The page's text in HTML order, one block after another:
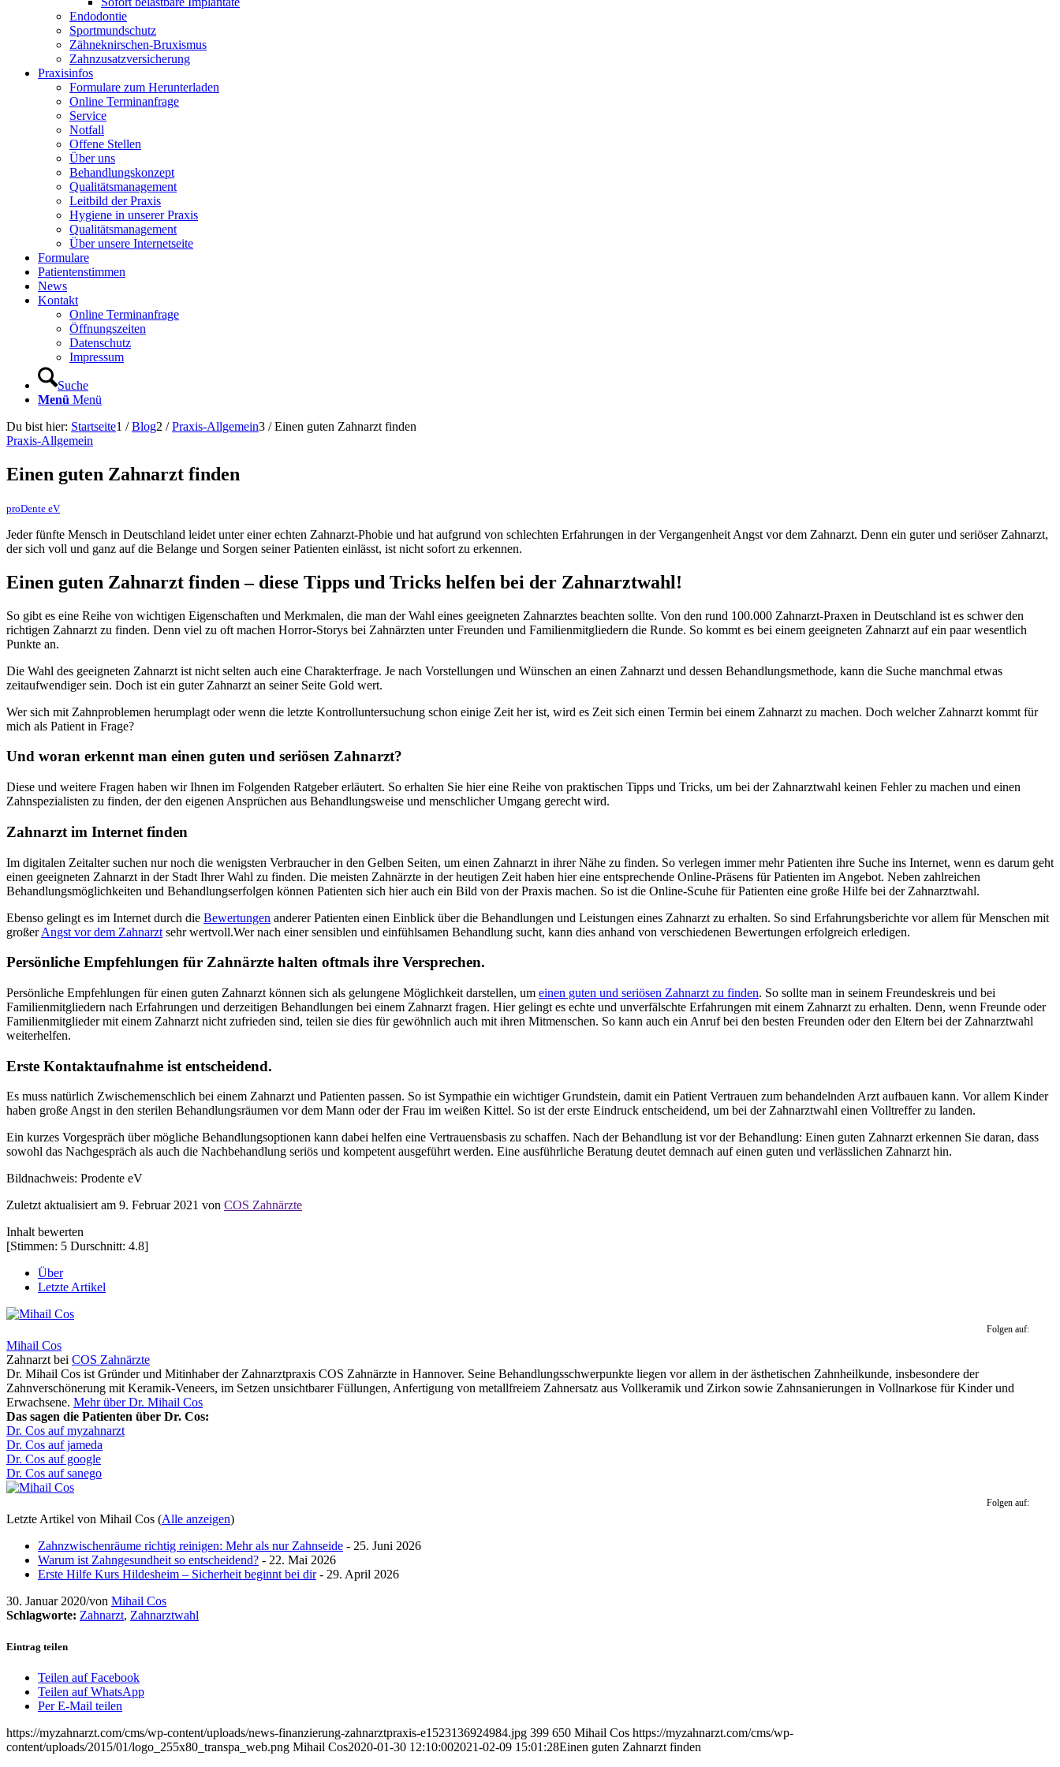
Endodontie
Sportmundschutz
Zähneknirschen-Bruxismus
Zahnzusatzversicherung
Praxisinfos
Formulare zum Herunterladen
Online Terminanfrage
Service
Notfall
Offene Stellen
Über uns
Behandlungskonzept
Qualitätsmanagement
Leitbild der Praxis
Hygiene in unserer Praxis
Qualitätsmanagement
Über unsere Internetseite
Formulare
Patientenstimmen
News
Kontakt
Online Terminanfrage
Öffnungszeiten
Datenschutz
Impressum
Suche
Menü Menü
Du bist hier: Startseite1 / Blog2 / Praxis-Allgemein3 / Einen guten Zahnarzt finden
Praxis-Allgemein
Einen guten Zahnarzt finden
proDente eV
Jeder fünfte Mensch in Deutschland leidet unter einer echten Zahnarzt-Phobie und hat aufgrund von schlechten Erfahrungen in der Vergangenheit Angst vor dem Zahnarzt. Denn ein guter und seriöser Zahnarzt,
der sich voll und ganz auf die Belange und Sorgen seiner Patienten einlässt, ist nicht sofort zu erkennen.
Einen guten Zahnarzt finden – diese Tipps und Tricks helfen bei der Zahnarztwahl!
So gibt es eine Reihe von wichtigen Eigenschaften und Merkmalen, die man der Wahl eines geeigneten Zahnarztes beachten sollte. Von den rund 100.000 Zahnarzt-Praxen in Deutschland ist es schwer den
richtigen Zahnarzt zu finden. Denn viel zu oft machen Horror-Storys bei Zahnärzten unter Freunden und Familienmitgliedern die Runde. So kommt es bei einem geeigneten Zahnarzt auf ein paar wesentlich
Punkte an.
Die Wahl des geeigneten Zahnarzt ist nicht selten auch eine Charakterfrage. Je nach Vorstellungen und Wünschen an einen Zahnarzt und dessen Behandlungsmethode, kann die Suche manchmal etwas
zeitaufwendiger sein. Doch ist ein guter Zahnarzt an seiner Seite Gold wert.
Wer sich mit Zahnproblemen herumplagt oder wenn die letzte Kontrolluntersuchung schon einige Zeit her ist, wird es Zeit sich einen Termin bei einem Zahnarzt zu machen. Doch welcher Zahnarzt kommt für
mich als Patient in Frage?
Und woran erkennt man einen guten und seriösen Zahnarzt?
Diese und weitere Fragen haben wir Ihnen im Folgenden Ratgeber erläutert. So erhalten Sie hier eine Reihe von praktischen Tipps und Tricks, um bei der Zahnarztwahl keinen Fehler zu machen und einen
Zahnspezialisten zu finden, der den eigenen Ansprüchen aus Behandlungsweise und menschlicher Umgang gerecht wird.
Zahnarzt im Internet finden
Im digitalen Zeitalter suchen nur noch die wenigsten Verbraucher in den Gelben Seiten, um einen Zahnarzt in ihrer Nähe zu finden. So verlegen immer mehr Patienten ihre Suche ins Internet, wenn es darum geht
einen geeigneten Zahnarzt in der Stadt Ihrer Wahl zu finden. Die meisten Zahnärzte in der heutigen Zeit haben hier eine entsprechende Online-Präsens für Patienten im Angebot. Neben zahlreichen
Behandlungsmöglichkeiten und Behandlungserfolgen können Patienten sich hier auch ein Bild von der Praxis machen. So ist die Online-Scuhe für Patienten eine große Hilfe bei der Zahnarztwahl.
Ebenso gelingt es im Internet durch die Bewertungen anderer Patienten einen Einblick über die Behandlungen und Leistungen eines Zahnarzt zu erhalten. So sind Erfahrungsberichte vor allem für Menschen mit
großerAngst vor dem Zahnarzt sehr wertvoll.Wer nach einer sensiblen und einfühlsamen Behandlung sucht, kann dies anhand von verschiedenen Bewertungen erfolgreich erledigen.
Persönliche Empfehlungen für Zahnärzte halten oftmals ihre Versprechen.
Persönliche Empfehlungen für einen guten Zahnarzt können sich als gelungene Möglichkeit darstellen, um einen guten und seriösen Zahnarzt zu finden. So sollte man in seinem Freundeskreis und bei
Familienmitgliedern nach Erfahrungen und derzeitigen Behandlungen bei einem Zahnarzt fragen. Hier gelingt es echte und unverfälschte Erfahrungen mit einem Zahnarzt zu erhalten. Denn, wenn Freunde oder
Familienmitglieder mit einem Zahnarzt nicht zufrieden sind, teilen sie dies für gewöhnlich auch mit ihren Mitmenschen. So kann auch ein Anruf bei den besten Freunden oder den Eltern bei der Zahnarztwahl
weiterhelfen.
Erste Kontaktaufnahme ist entscheidend.
Es muss natürlich Zwischemenschlich bei einem Zahnarzt und Patienten passen. So ist Sympathie ein wichtiger Grundstein, damit ein Patient Vertrauen zum behandelnden Arzt aufbauen kann. Vor allem Kinder
haben große Angst in den sterilen Behandlungsräumen vor dem Mann oder der Frau im weißen Kittel. So ist der erste Eindruck entscheidend, um bei der Zahnarztwahl einen Volltreffer zu landen.
Ein kurzes Vorgespräch über mögliche Behandlungsoptionen kann dabei helfen eine Vertrauensbasis zu schaffen. Nach der Behandlung ist vor der Behandlung: Einen guten Zahnarzt erkennen Sie daran, dass
sowohl das Nachgespräch als auch die Nachbehandlung seriös und kompetent ausgeführt werden. Eine ausführliche Beratung deutet demnach auf einen guten und verlässlichen Zahnarzt hin.
Bildnachweis: Prodente eV
Zuletzt aktualisiert am 9. Februar 2021 von COS Zahnärzte
Inhalt bewerten
[Stimmen: 5 Durschnitt: 4.8]
Über
Letzte Artikel
Folgen auf:
Mihail Cos
Zahnarzt bei COS Zahnärzte
Dr. Mihail Cos ist Gründer und Mitinhaber der Zahnarztpraxis COS Zahnärzte in Hannover. Seine Behandlungsschwerpunkte liegen vor allem in der ästhetischen Zahnheilkunde, insbesondere der
Zahnverschönerung mit Keramik-Veneers, im Setzen unsichtbarer Füllungen, Anfertigung von metallfreiem Zahnersatz aus Vollkeramik und Zirkon sowie Zahnsanierungen in Vollnarkose für Kinder und
Erwachsene. Mehr über Dr. Mihail Cos
Das sagen die Patienten über Dr. Cos:
Dr. Cos auf myzahnarzt
Dr. Cos auf jameda
Dr. Cos auf google
Dr. Cos auf sanego
Folgen auf:
Letzte Artikel von Mihail Cos (Alle anzeigen)
Zahnzwischenräume richtig reinigen: Mehr als nur Zahnseide - 25. Juni 2026
Warum ist Zahngesundheit so entscheidend? - 22. Mai 2026
Erste Hilfe Kurs Hildesheim – Sicherheit beginnt bei dir- 29. April 2026
30. Januar 2020/von Mihail Cos
Schlagworte: Zahnarzt, Zahnarztwahl
Eintrag teilen
Teilen auf Facebook
Teilen auf WhatsApp
Per E-Mail teilen
https://myzahnarzt.com/cms/wp-content/uploads/news-finanzierung-zahnarztpraxis-e1523136924984.jpg 399 650 Mihail Cos https://myzahnarzt.com/cms/wp-
content/uploads/2015/01/logo_255x80_transpa_web.png Mihail Cos2020-01-30 12:10:002021-02-09 15:01:28Einen guten Zahnarzt finden